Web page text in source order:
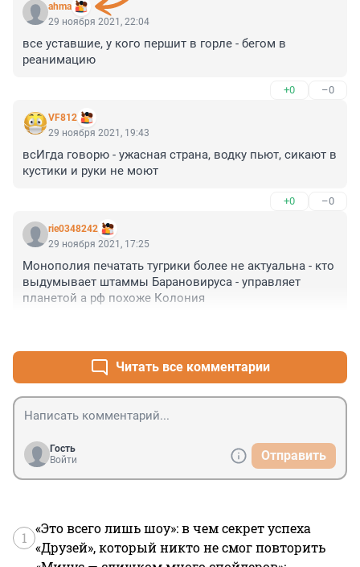
ahma
29 ноября 2021, 22:04
все уставшие, у кого першит в горле - бегом в
реанимацию
+0 –0
VF812
29 ноября 2021, 19:43
всИгда говорю - ужасная страна, водку пьют, сикают в
кустики и руки не моют
+0 –0
rie0348242
29 ноября 2021, 17:25
Монополия печатать тугрики более не актуальна - кто
выдумывает штаммы Барановируса - управляет
планетой а рф похоже Колония
Читать все комментарии
Гость
Войти
Отправить
1
«Это всего лишь шоу»: в чем секрет успеха
«Друзей», который никто не смог повторить